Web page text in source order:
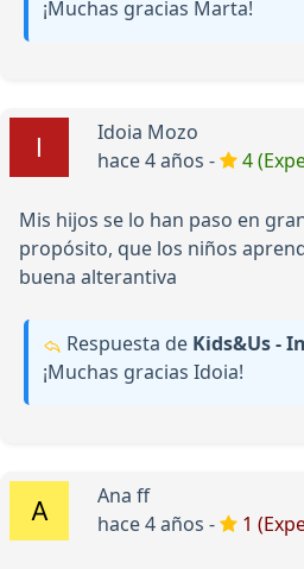
¡Muchas gracias Marta!
Idoia Mozo
hace 4 años -
4
Mis hijos se lo han paso en
propósito, que los niños
buena alterantiva
Respuesta de Kids&Us -
¡Muchas gracias Idoia!
Ana ff
hace 4 años -
1